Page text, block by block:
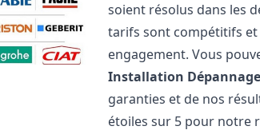
soient résolus dans les
tarifs sont compétitifs
engagement. Vous
Installation
garanties et de nos
étoiles sur 5 pour notre